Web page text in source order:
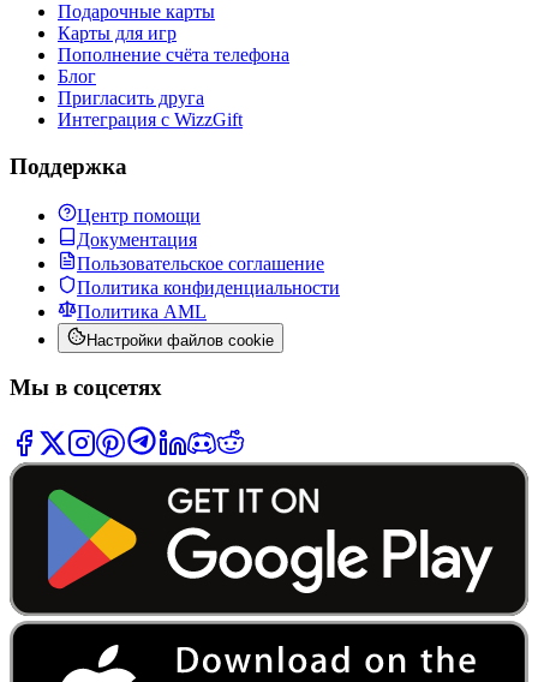
Подарочные карты
Карты для игр
Пополнение счёта телефона
Блог
Пригласить друга
Интеграция с WizzGift
Поддержка
Центр помощи
Документация
Пользовательское соглашение
Политика конфиденциальности
Политика AML
Настройки файлов cookie
Мы в соцсетях